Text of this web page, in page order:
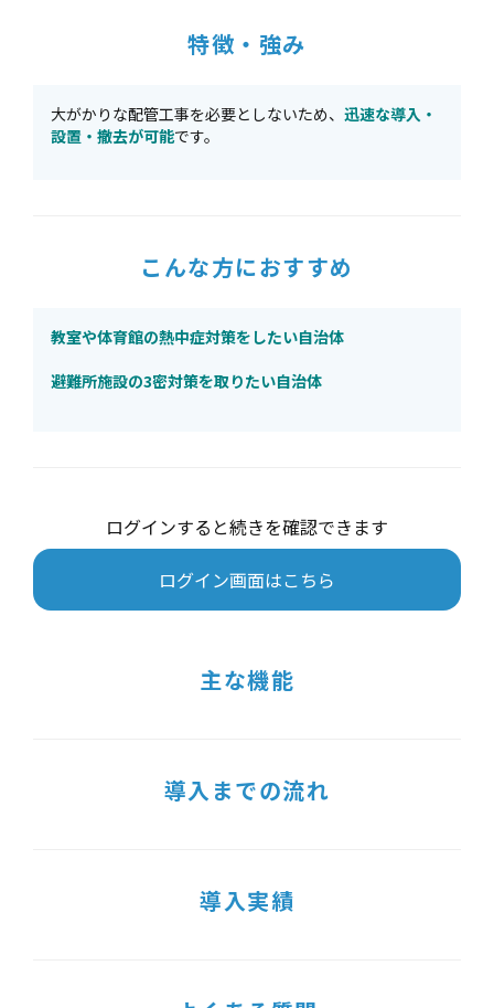
特徴・強み
大がかりな配管工事を必要としないため、 迅速な導入・
設置・撤去が可能です。
こんな方におすすめ
教室や体育館の熱中症対策をしたい自治体
避難所施設の3密対策を取りたい自治体
ログインすると続きを確認できます
ログイン画面はこちら
主な機能
導入までの流れ
導入実績